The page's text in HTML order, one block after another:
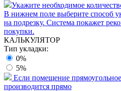
Укажите необходимое
В нижнем поле выберите способ
на подрезку. Система покажет
покупки.
КАЛЬКУЛЯТОР
Тип укладки:
0%
5%
Если помещение
производится прямо